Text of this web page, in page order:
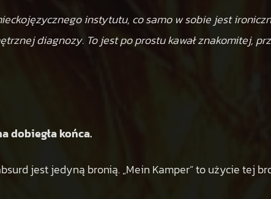
instytutu, co samo w sobie jest
diagnozy. To jest po prostu kawał znakomitej,
dobiegła końca.
jest jedyną bronią. „Mein Kamper” to użycie tej